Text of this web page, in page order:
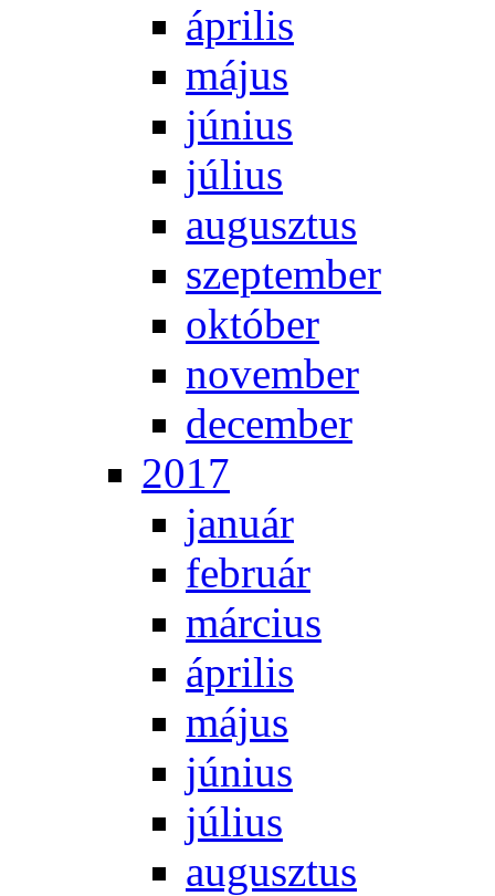
áp­ri­lis
má­jus
jú­ni­us
jú­li­us
au­gusz­tus
szep­tem­ber
ok­tó­ber
no­vem­ber
de­cem­ber
2017
ja­nu­ár
feb­ru­ár
már­ci­us
áp­ri­lis
má­jus
jú­ni­us
jú­li­us
au­gusz­tus